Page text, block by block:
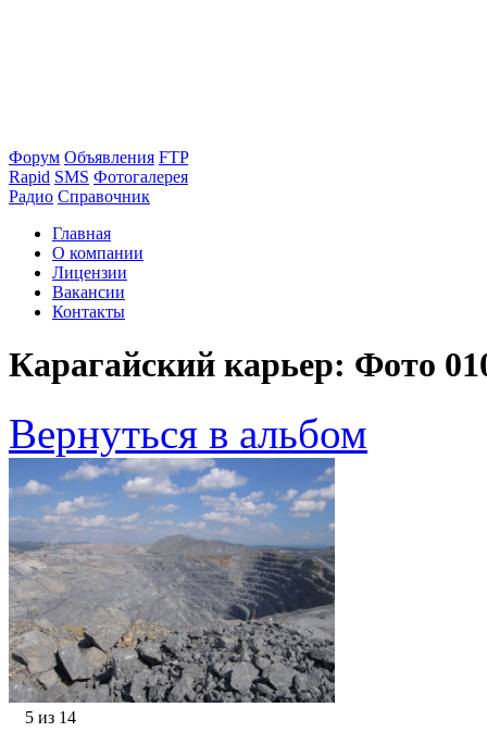
Форум Объявления FTP
Rapid SMS Фотогалерея
Радио Справочник
Главная
О компании
Лицензии
Вакансии
Контакты
Карагайский карьер: Фото
Вернуться в альбом
5 из 14